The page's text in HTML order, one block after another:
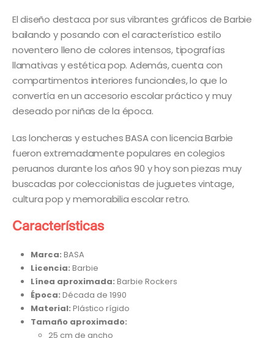
El diseño destaca por sus vibrantes gráficos de Barbie
bailando y posando con el característico estilo
noventero lleno de colores intensos, tipografías
llamativas y estética pop. Además, cuenta con
compartimentos interiores funcionales, lo que lo
convertía en un accesorio escolar práctico y muy
deseado por niñas de la época.
Las loncheras y estuches BASA con licencia Barbie
fueron extremadamente populares en colegios
peruanos durante los años 90 y hoy son piezas muy
buscadas por coleccionistas de juguetes vintage,
cultura pop y memorabilia escolar retro.
Características
Marca: BASA
Licencia: Barbie
Línea aproximada: Barbie Rockers
Época: Década de 1990
Material: Plástico rígido
Tamaño aproximado:
25 cm de ancho